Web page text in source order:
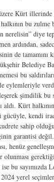
Kürt illerinde
bu zulme
nerelisin” diye
ardından,
de tamamını
Belediye
bu
eylemleriyle
şimdilik bu
aldı. Kürt
gücüyle, kendi
sahip
garantisi
henüz
olunması
bu sayımızda
yerel